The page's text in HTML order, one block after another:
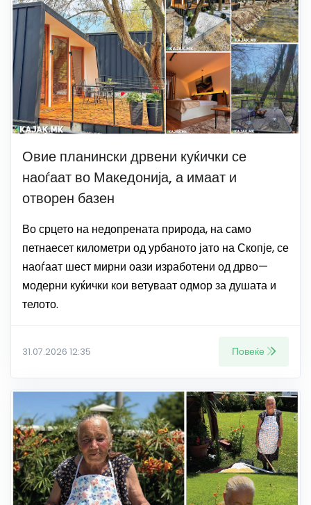
Овие планински дрвени куќички се
наоѓаат во Македонија, а имаат и
отворен базен
Во срцето на недопрената природа, на само
петнаесет километри од урбаното јато на Скопје, се
наоѓаат шест мирни оази изработени од дрво—
модерни куќички кои ветуваат одмор за душата и
телото.
31.07.2026 12:35 Повеќе